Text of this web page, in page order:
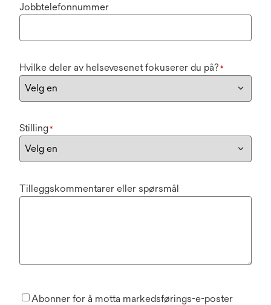
Jobbtelefonnummer
Hvilke deler av helsevesenet fokuserer du på? *
Stilling*
Tilleggskommentarer eller spørsmål
Abonner for å motta markedsførings-e-poster